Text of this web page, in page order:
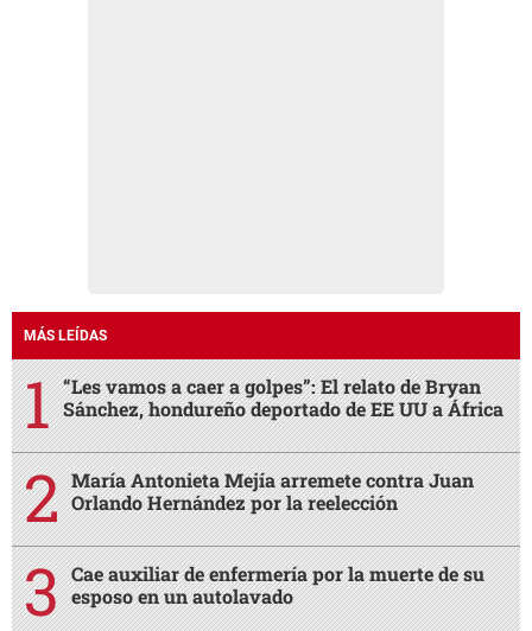
MÁS LEÍDAS
“Les vamos a caer a golpes”: El relato de Bryan
Sánchez, hondureño deportado de EE UU a África
María Antonieta Mejía arremete contra Juan
Orlando Hernández por la reelección
Cae auxiliar de enfermería por la muerte de su
esposo en un autolavado